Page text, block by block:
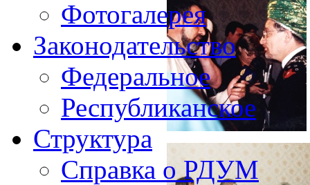
Фотогалерея
Законодательство
Федеральное
Республиканское
Структура
Справка о РДУМ